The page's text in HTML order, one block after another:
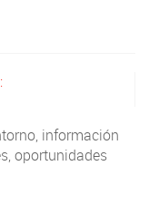
información
oportunidades